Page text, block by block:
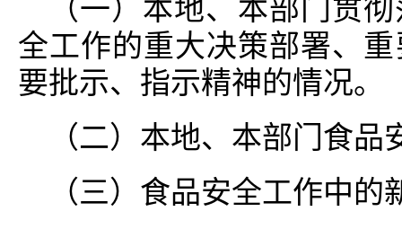
（一）本地、本部门贯
全工作的重大决策部署、
要批示、指示精神的情况。
（二）本地、本部门食
（三）食品安全工作中